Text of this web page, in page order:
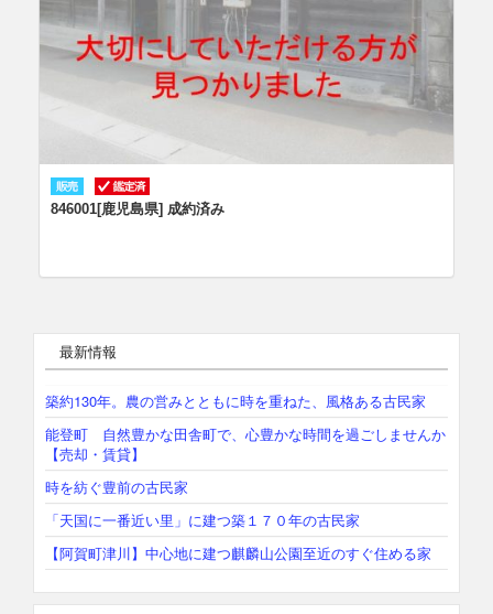
846001[鹿児島県] 成約済み
最新情報
築約130年。農の営みとともに時を重ねた、風格ある古民家
能登町 自然豊かな田舎町で、心豊かな時間を過ごしませんか
【売却・賃貸】
時を紡ぐ豊前の古民家
「天国に一番近い里」に建つ築１７０年の古民家
【阿賀町津川】中心地に建つ麒麟山公園至近のすぐ住める家